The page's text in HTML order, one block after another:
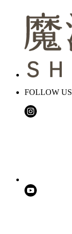
FOLLOW US